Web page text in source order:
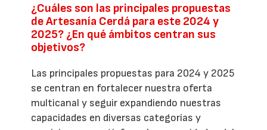
¿Cuáles son las principales propuestas
de Artesanía Cerdá para este 2024 y
2025? ¿En qué ámbitos centran sus
objetivos?
Las principales propuestas para 2024 y 2025
se centran en fortalecer nuestra oferta
multicanal y seguir expandiendo nuestras
capacidades en diversas categorías y